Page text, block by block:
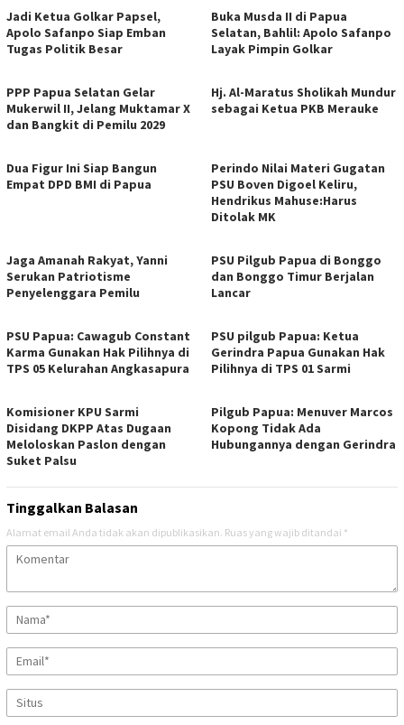
Jadi Ketua Golkar Papsel,
Apolo Safanpo Siap Emban
Tugas Politik Besar
Buka Musda II di Papua
Selatan, Bahlil: Apolo Safanpo
Layak Pimpin Golkar
PPP Papua Selatan Gelar
Mukerwil II, Jelang Muktamar X
dan Bangkit di Pemilu 2029
Hj. Al-Maratus Sholikah Mundur
sebagai Ketua PKB Merauke
Dua Figur Ini Siap Bangun
Empat DPD BMI di Papua
Perindo Nilai Materi Gugatan
PSU Boven Digoel Keliru,
Hendrikus Mahuse:Harus
Ditolak MK
Jaga Amanah Rakyat, Yanni
Serukan Patriotisme
Penyelenggara Pemilu
PSU Pilgub Papua di Bonggo
dan Bonggo Timur Berjalan
Lancar
PSU Papua: Cawagub Constant
Karma Gunakan Hak Pilihnya di
TPS 05 Kelurahan Angkasapura
PSU pilgub Papua: Ketua
Gerindra Papua Gunakan Hak
Pilihnya di TPS 01 Sarmi
Komisioner KPU Sarmi
Disidang DKPP Atas Dugaan
Meloloskan Paslon dengan
Suket Palsu
Pilgub Papua: Menuver Marcos
Kopong Tidak Ada
Hubungannya dengan Gerindra
Tinggalkan Balasan
Alamat email Anda tidak akan dipublikasikan. Ruas yang wajib ditandai *